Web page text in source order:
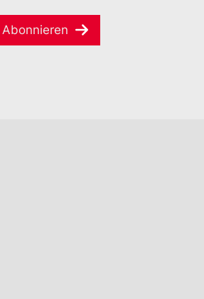
Abonnieren